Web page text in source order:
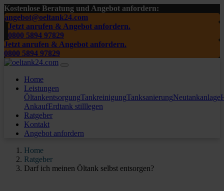
Kostenlose Beratung und Angebot anfordern:
angebot@oeltank24.com
Jetzt anrufen & Angebot anfordern.
0800 5894 97829
Jetzt anrufen & Angebot anfordern.
0800 5894 97829
Home
Leistungen
ÖltankentsorgungTankreinigungTanksanierungNeutankanlage
AnkaufErdtank stilllegen
Ratgeber
Kontakt
Angebot anfordern
Home
Ratgeber
Darf ich meinen Öltank selbst entsorgen?